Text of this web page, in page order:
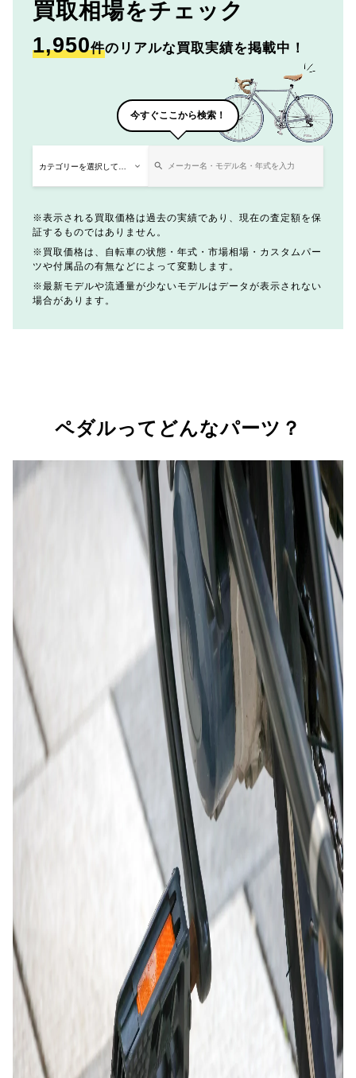
買取相場をチェック
1,950件のリアルな買取実績を掲載中！
今すぐここから検索！
表示される買取価格は過去の実績であり、現在の査定額を保
証するものではありません。
買取価格は、自転車の状態・年式・市場相場・カスタムパー
ツや付属品の有無などによって変動します。
最新モデルや流通量が少ないモデルはデータが表示されない
場合があります。
ペダルってどんなパーツ？